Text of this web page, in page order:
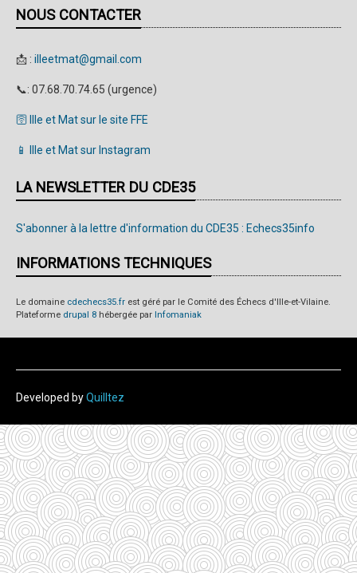
NOUS CONTACTER
📩 : illeetmat@gmail.com
📞: 07.68.70.74.65 (urgence)
🛜 Ille et Mat sur le site FFE
📱 Ille et Mat sur Instagram
LA NEWSLETTER DU CDE35
S'abonner à la lettre d'information du CDE35 : Echecs35info
INFORMATIONS TECHNIQUES
Le domaine cdechecs35.fr est géré par le Comité des Échecs d'Ille-et-Vilaine.
Plateforme drupal 8 hébergée par Infomaniak
Developed byQuilltez